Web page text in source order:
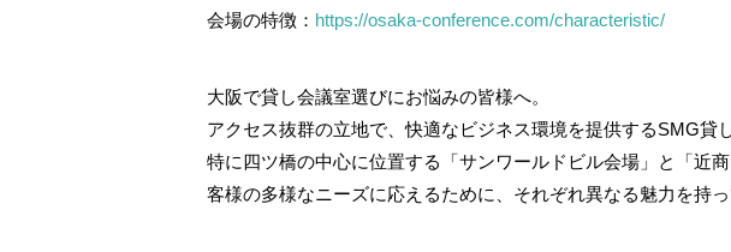
会場の特徴： https://osaka-conference.com/characteristic/
大阪で貸し会議室選びにお悩みの皆様へ。
アクセス抜群の立地で、快適なビジネス環境を提供するSMG貸
特に四ツ橋の中心に位置する「サンワールドビル会場」と「近
客様の多様なニーズに応えるために、それぞれ異なる魅力を持っ